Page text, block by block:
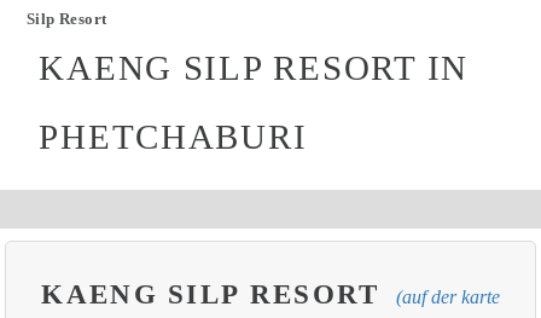
Silp Resort
KAENG SILP RESORT IN
PHETCHABURI
KAENG SILP RESORT (auf der karte